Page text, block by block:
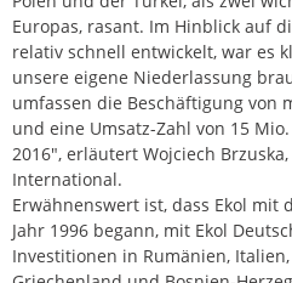
Europas, rasant. Im Hinblick auf
relativ schnell entwickelt, war es
unsere eigene Niederlassung
umfassen die Beschäftigung von
und eine Umsatz-Zahl von 15
2016", erläutert Wojciech
International.
Erwähnenswert ist, dass Ekol mit
Jahr 1996 begann, mit Ekol
Investitionen in Rumänien,